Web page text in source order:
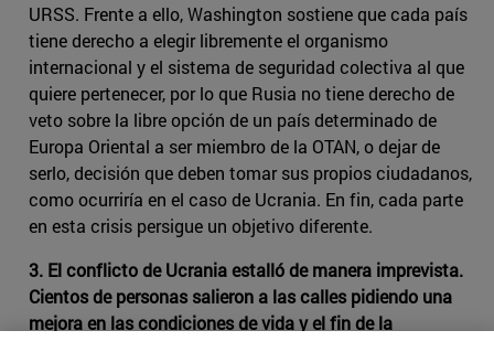
URSS. Frente a ello, Washington sostiene que cada país
tiene derecho a elegir libremente el organismo
internacional y el sistema de seguridad colectiva al que
quiere pertenecer, por lo que Rusia no tiene derecho de
veto sobre la libre opción de un país determinado de
Europa Oriental a ser miembro de la OTAN, o dejar de
serlo, decisión que deben tomar sus propios ciudadanos,
como ocurriría en el caso de Ucrania. En fin, cada parte
en esta crisis persigue un objetivo diferente.
3. El conflicto de Ucrania estalló de manera imprevista.
Cientos de personas salieron a las calles pidiendo una
mejora en las condiciones de vida y el fin de la